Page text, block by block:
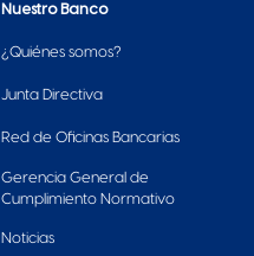
Nuestro Banco
¿Quiénes somos?
Junta Directiva
Red de Oficinas Bancarias
Gerencia General de
Cumplimiento Normativo
Noticias